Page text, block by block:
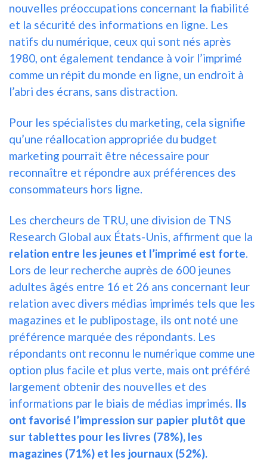
nouvelles préoccupations concernant la fiabilité
et la sécurité des informations en ligne. Les
natifs du numérique, ceux qui sont nés après
1980, ont également tendance à voir l’imprimé
comme un répit du monde en ligne, un endroit à
l’abri des écrans, sans distraction.
Pour les spécialistes du marketing, cela signifie
qu’une réallocation appropriée du budget
marketing pourrait être nécessaire pour
reconnaître et répondre aux préférences des
consommateurs hors ligne.
Les chercheurs de TRU, une division de TNS
Research Global aux États-Unis, affirment que la
relation entre les jeunes et l’imprimé est forte.
Lors de leur recherche auprès de 600 jeunes
adultes âgés entre 16 et 26 ans concernant leur
relation avec divers médias imprimés tels que les
magazines et le publipostage, ils ont noté une
préférence marquée des répondants. Les
répondants ont reconnu le numérique comme une
option plus facile et plus verte, mais ont préféré
largement obtenir des nouvelles et des
informations par le biais de médias imprimés. Ils
ont favorisé l’impression sur papier plutôt que
sur tablettes pour les livres (78%), les
magazines (71%) et les journaux (52%).